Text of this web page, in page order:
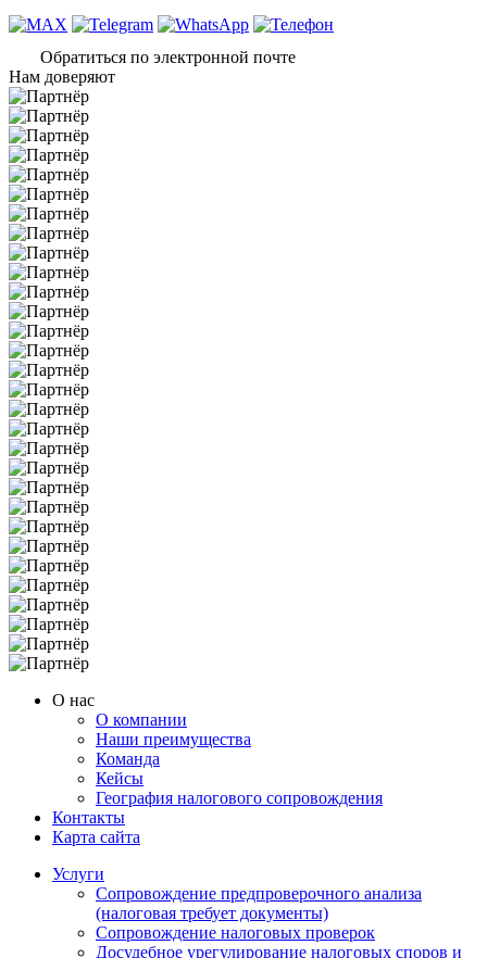
Обратиться по электронной почте
Нам доверяют
О нас
О компании
Наши преимущества
Команда
Кейсы
География налогового сопровождения
Контакты
Карта сайта
Услуги
Сопровождение предпроверочного анализа
(налоговая требует документы)
Сопровождение налоговых проверок
Досудебное урегулирование налоговых споров и